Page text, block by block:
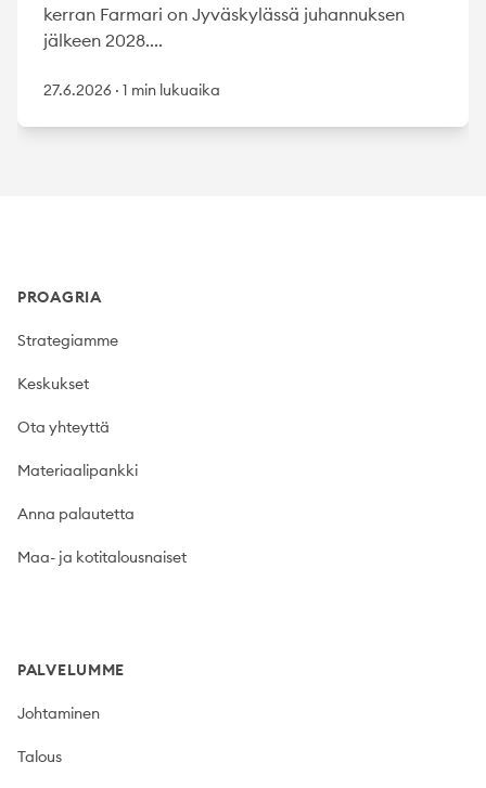
kerran Farmari on Jyväskylässä juhannuksen
jälkeen 2028....
27.6.2026 · 1 min lukuaika
PROAGRIA
Strategiamme
Keskukset
Ota yhteyttä
Materiaalipankki
Anna palautetta
Maa- ja kotitalousnaiset
PALVELUMME
Johtaminen
Talous